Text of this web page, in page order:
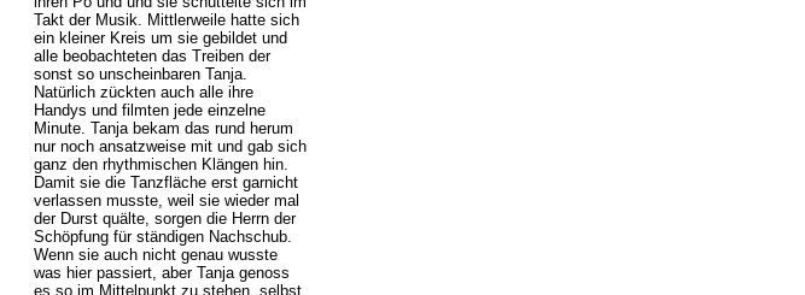
Takt der Musik. Mittlerweile hatte sich
ein kleiner Kreis um sie gebildet und
alle beobachteten das Treiben der
sonst so unscheinbaren Tanja.
Natürlich zückten auch alle ihre
Handys und filmten jede einzelne
Minute. Tanja bekam das rund herum
nur noch ansatzweise mit und gab sich
ganz den rhythmischen Klängen hin.
Damit sie die Tanzfläche erst garnicht
verlassen musste, weil sie wieder mal
der Durst quälte, sorgen die Herrn der
Schöpfung für ständigen Nachschub.
Wenn sie auch nicht genau wusste
was hier passiert, aber Tanja genoss
es so im Mittelpunkt zu stehen, selbst